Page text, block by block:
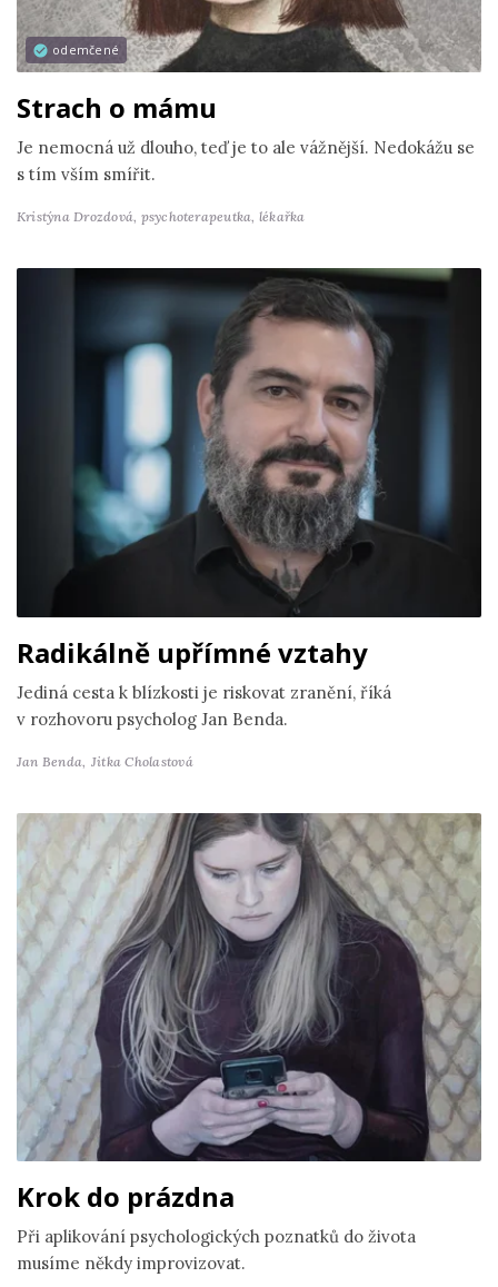
odemčené
Strach o mámu
Je nemocná už dlouho, teď je to ale vážnější. Nedokážu se
s tím vším smířit.
Kristýna Drozdová, psychoterapeutka, lékařka
Radikálně upřímné vztahy
Jediná cesta k blízkosti je riskovat zranění, říká
v rozhovoru psycholog Jan Benda.
Jan Benda, Jitka Cholastová
Krok do prázdna
Při aplikování psychologických poznatků do života
musíme někdy improvizovat.